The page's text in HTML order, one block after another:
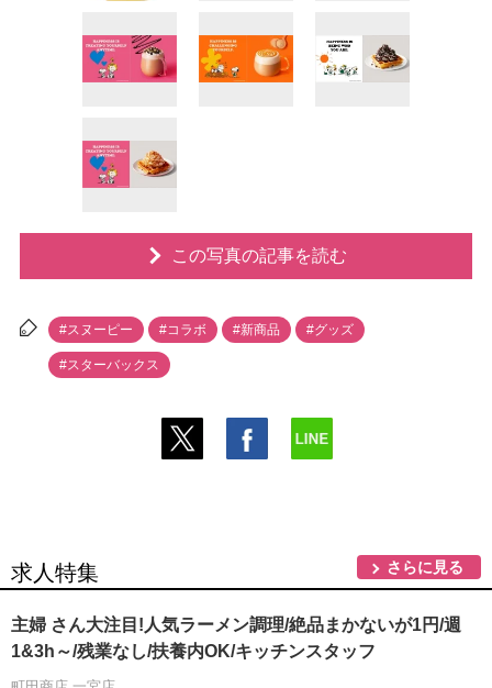
この写真の記事を読む
#スヌーピー #コラボ #新商品 #グッズ
#スターバックス
求人特集 さらに見る
主婦 さん大注目!人気ラーメン調理/絶品まかないが1円/週
1&3h～/残業なし/扶養内OK/キッチンスタッフ